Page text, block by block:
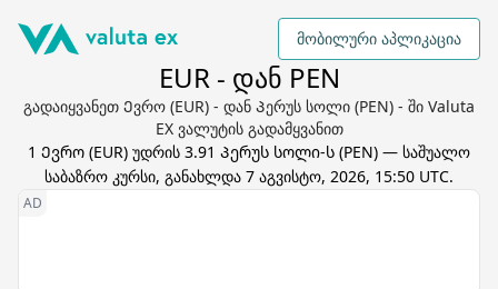
მობილური აპლიკაცია
EUR - დან PEN
გადაიყვანეთ Ევრო (EUR) - დან Პერუს სოლი (PEN) - ში Valuta
EX ვალუტის გადამყვანით
1 Ევრო (EUR) უდრის 3.91 Პერუს სოლი-ს (PEN) — საშუალო
საბაზრო კურსი, განახლდა 7 აგვისტო, 2026, 15:50 UTC.